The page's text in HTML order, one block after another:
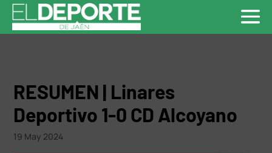
RESUMEN | Linares
Deportivo 1-0 CD Alcoyano
19 May 2024